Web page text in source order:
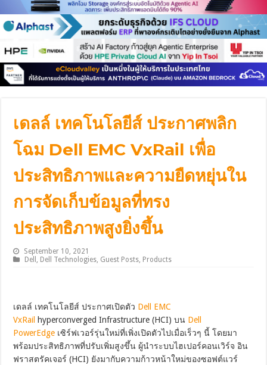
เดลล์ เทคโนโลยีส์ ประกาศพลิก
โฉม Dell EMC VxRail เพื่อ
ประสิทธิภาพและความยืดหยุ่นใน
การจัดเก็บข้อมูลที่ทรง
ประสิทธิภาพสูงยิ่งขึ้น
September 10, 2021
Dell , Dell Technologies, Guest Posts, Products
เดลล์ เทคโนโลยีส์ ประกาศเปิดตัว Dell EMC
VxRail hyperconverged Infrastructure (HCI) บน Dell
PowerEdge เซิร์ฟเวอร์รุ่นใหม่ที่เพิ่งเปิดตัวไปเมื่อเร็วๆ นี้ โดยมา
พร้อมประสิทธิภาพที่ปรับเพิ่มสูงขึ้น ผู้นำระบบไฮเปอร์คอนเวิร์จ อิน
ฟราสตรัคเจอร์ (HCI) ยังมากับความก้าวหน้าใหม่ของซอฟต์แวร์